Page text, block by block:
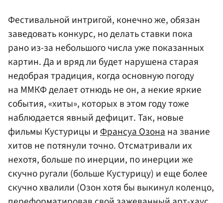
Фестивальной интригой, конечно же, обязан
заведовать конкурс, но делать ставки пока
рано из-за небольшого числа уже показанных
картин. Да и вряд ли будет нарушена старая
недобрая традиция, когда основную погоду
на ММКФ делает отнюдь не он, а некие яркие
события, «хиты», которых в этом году тоже
наблюдается явный дефицит. Так, новые
фильмы Кустурицы иФрансуа Озонана звание
хитов не потянули точно. Отсматривали их
нехотя, больше по инерции, по инерции же
скучно ругали (больше Кустурицу) и еще более
скучно хвалили (Озон хотя бы выкинул коленцо,